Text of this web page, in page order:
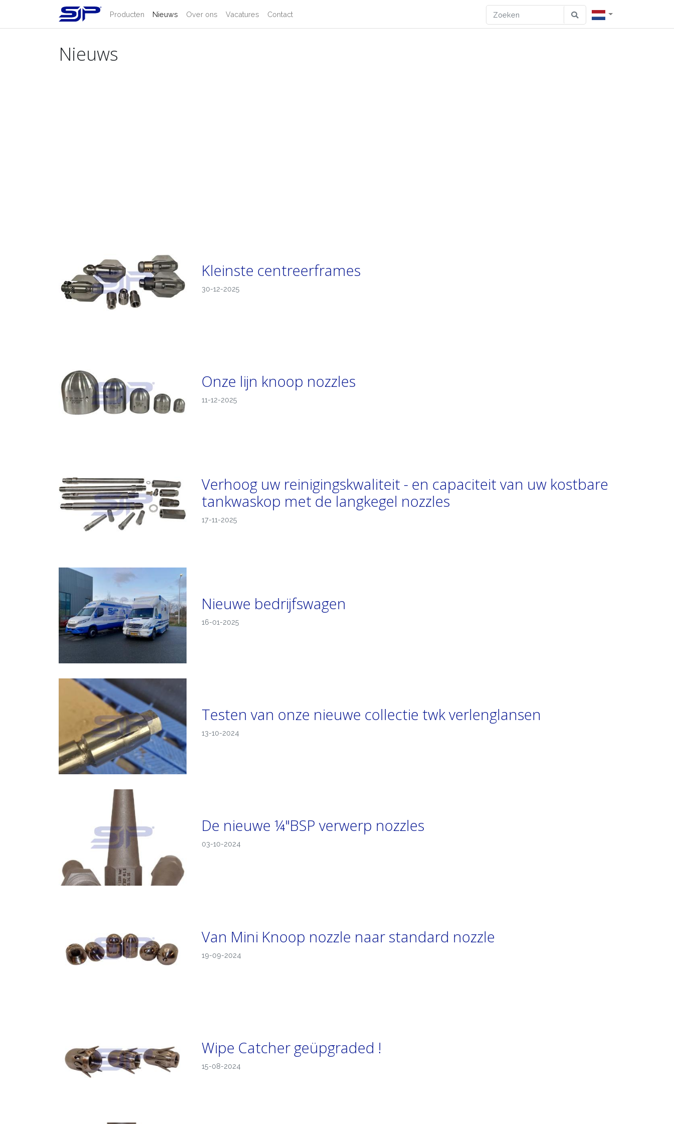
Producten Nieuws Over ons Vacatures Contact
Nieuws
Kleinste centreerframes
30-12-2025
Onze lijn knoop nozzles
11-12-2025
Verhoog uw reinigingskwaliteit - en capaciteit van uw kostbare
tankwaskop met de langkegel nozzles
17-11-2025
Nieuwe bedrijfswagen
16-01-2025
Testen van onze nieuwe collectie twk verlenglansen
13-10-2024
De nieuwe ¼"BSP verwerp nozzles
03-10-2024
Van Mini Knoop nozzle naar standard nozzle
19-09-2024
Wipe Catcher geüpgraded !
15-08-2024